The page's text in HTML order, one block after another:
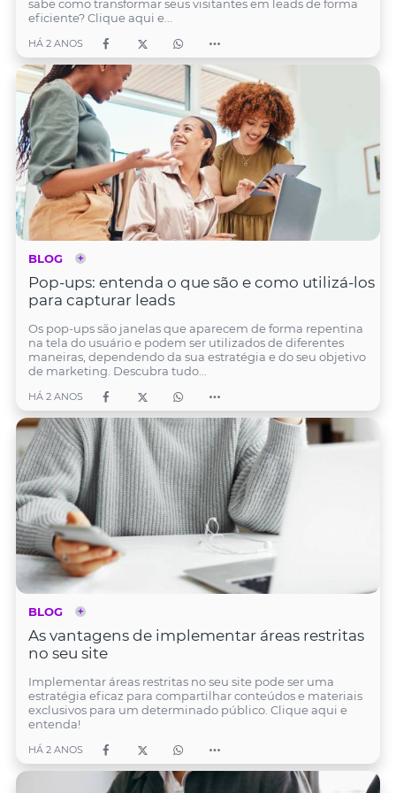
sabe como transformar seus visitantes em leads de forma
eficiente? Clique aqui e...
HÁ 2 ANOS
BLOG
Pop-ups: entenda o que são e como utilizá-los
para capturar leads
Os pop-ups são janelas que aparecem de forma repentina
na tela do usuário e podem ser utilizados de diferentes
maneiras, dependendo da sua estratégia e do seu objetivo
de marketing. Descubra tudo...
HÁ 2 ANOS
BLOG
As vantagens de implementar áreas restritas
no seu site
Implementar áreas restritas no seu site pode ser uma
estratégia eficaz para compartilhar conteúdos e materiais
exclusivos para um determinado público. Clique aqui e
entenda!
HÁ 2 ANOS